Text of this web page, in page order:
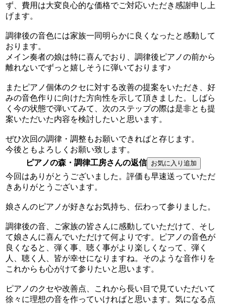
ず、費用は大変良心的な価格でご対応いただき感謝申し上
げます。
調律後の音色には家族一同明らかに良くなったと感動して
おります。
メイン奏者の娘は特に喜んでおり、調律後ピアノの前から
離れないでずっと嬉しそうに弾いております♪
またピアノ個体のクセに対する改善の提案をいただき、好
みの音色作りに向けた方向性を示して頂きました。しばら
く今の状態で弾いてみて、次のステップの際は是非とも提
案いただいた内容を検討したいと思います。
ぜひ次回の調律・調整もお願いできればと存じます。
今後ともよろしくお願い致します。
ピアノの森・調律工房さんの返信
今回はありがとうございました。評価も早速送っていただ
きありがとうございます。
娘さんのピアノが好きなお気持ち、伝わって参りました。
調律後の音、ご家族の皆さんに感動していただけて、そし
て娘さんに喜んでいただけて何よりです。ピアノの音色が
良くなると、弾く事、聴く事がより楽しくなって、弾く
人、聴く人、皆が幸せになりますね。そのような音作りを
これからも心がけて参りたいと思います。
ピアノのクセや改善点、これから長い目で見ていただいて
徐々に理想の音を作っていければと思います。気になる点